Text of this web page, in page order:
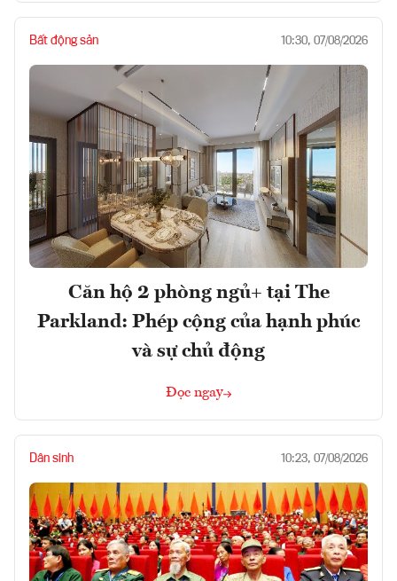
Bất động sản 10:30, 07/08/2026
Căn hộ 2 phòng ngủ+ tại The
Parkland: Phép cộng của hạnh phúc
và sự chủ động
Đọc ngay
Dân sinh 10:23, 07/08/2026